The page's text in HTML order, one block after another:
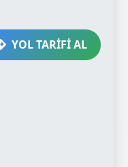
YOL TARİFİ AL